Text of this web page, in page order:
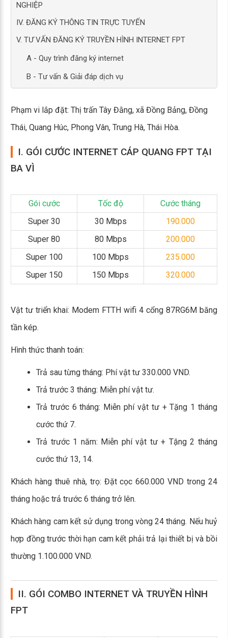
NGHIỆP
IV. ĐĂNG KÝ THÔNG TIN TRỰC TUYẾN
V. TƯ VẤN ĐĂNG KÝ TRUYỀN HÌNH INTERNET FPT
A - Quy trình đăng ký internet
B - Tư vấn & Giải đáp dịch vụ
Phạm vi lắp đặt: Thị trấn Tây Đằng, xã Đồng Bảng, Đồng
Thái, Quang Húc, Phong Vân, Trung Hà, Thái Hòa.
I. GÓI CƯỚC INTERNET CÁP QUANG FPT TẠI
BA VÌ
Gói cước Tốc độ
Cước tháng
Super 30
30 Mbps
190.000
Super 80
80 Mbps
200.000
Super 100
100 Mbps
235.000
Super 150
150 Mbps 320.000
Vật tư triển khai: Modem FTTH wifi 4 cổng 87RG6M băng
tần kép.
Hình thức thanh toán:
Trả sau từng tháng: Phí vật tư 330.000 VND.
Trả trước 3 tháng: Miễn phí vật tư.
Trả trước 6 tháng: Miễn phí vật tư + Tặng 1 tháng
cước thứ 7.
Trả trước 1 năm: Miễn phí vật tư + Tặng 2 tháng
cước thứ 13, 14.
Khách hàng thuê nhà, trọ: Đặt cọc 660.000 VND trong 24
tháng hoặc trả trước 6 tháng trở lên.
Khách hàng cam kết sử dụng trong vòng 24 tháng. Nếu huỷ
hợp đồng trước thời hạn cam kết phải trả lại thiết bị và bồi
thường 1.100.000 VND.
II. GÓI COMBO INTERNET VÀ TRUYỀN HÌNH
FPT